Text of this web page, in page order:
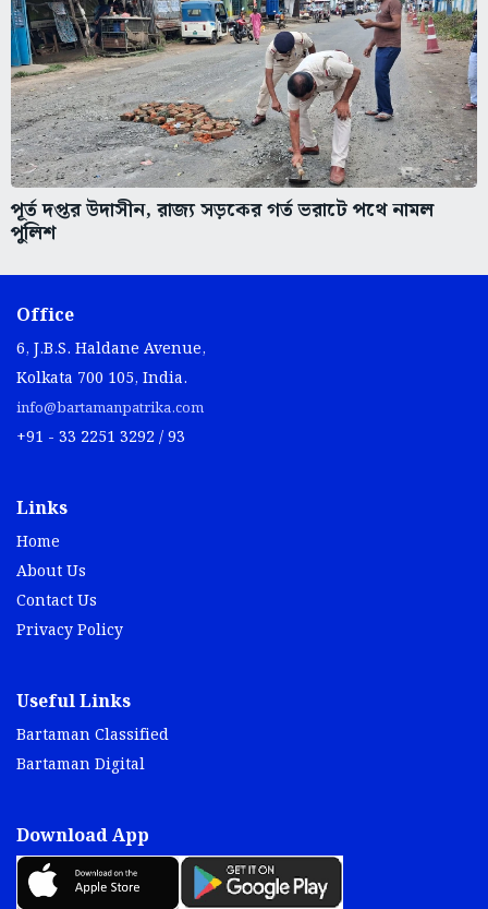
পূর্ত দপ্তর উদাসীন, রাজ্য সড়কের গর্ত ভরাটে পথে নামল
পুলিশ
Office
6, J.B.S. Haldane Avenue,
Kolkata 700 105, India.
info@bartamanpatrika.com
+91 - 33 2251 3292 / 93
Links
Home
About Us
Contact Us
Privacy Policy
Useful Links
Bartaman Classified
Bartaman Digital
Download App